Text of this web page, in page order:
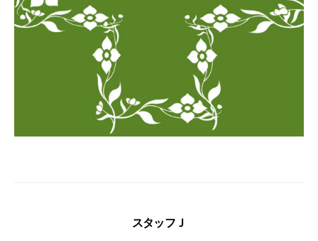
スタッフＪ